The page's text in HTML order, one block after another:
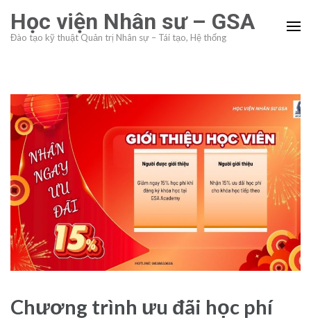
content
Học viện Nhân sư – GSA
Đào tạo kỹ thuật Quản trị Nhân sự – Tái tạo, Hệ thống
Chương trình ưu đãi học phí